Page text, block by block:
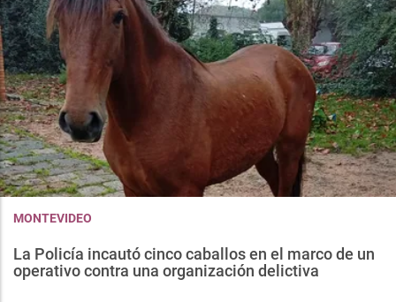
MONTEVIDEO
La Policía incautó cinco caballos en el marco de un
operativo contra una organización delictiva